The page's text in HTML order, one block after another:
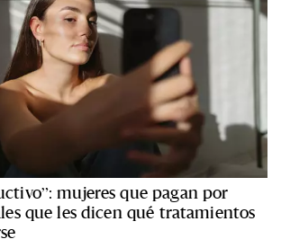
mujeres que pagan por
que les dicen qué tratamientos